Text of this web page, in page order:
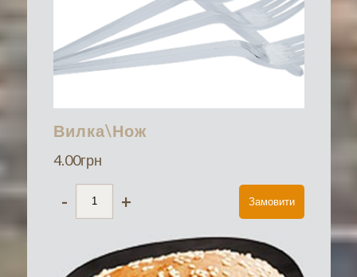
Вилка\Нож
4.00грн
- + Замовити